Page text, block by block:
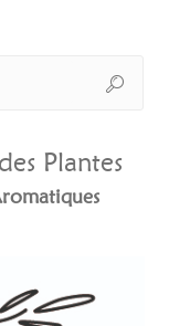
Plantes